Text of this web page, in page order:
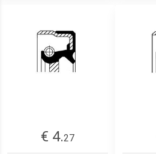
€ 4.27